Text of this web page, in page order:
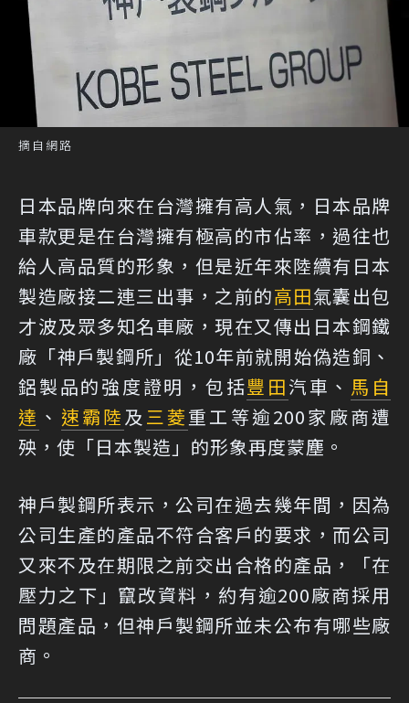
摘自網路
日本品牌向來在台灣擁有高人氣，日本品牌
車款更是在台灣擁有極高的市佔率，過往也
給人高品質的形象，但是近年來陸續有日本
製造廠接二連三出事，之前的高田氣囊出包
才波及眾多知名車廠，現在又傳出日本鋼鐵
廠「神戶製鋼所」從10年前就開始偽造銅、
鋁製品的強度證明，包括豐田汽車、 馬自
達 、 速霸陸及 三菱重工等逾200家廠商遭
殃，使「日本製造」的形象再度蒙塵。
神戶製鋼所表示，公司在過去幾年間，因為
公司生產的產品不符合客戶的要求，而公司
又來不及在期限之前交出合格的產品，「在
壓力之下」竄改資料，約有逾200廠商採用
問題產品，但神戶製鋼所並未公布有哪些廠
商。